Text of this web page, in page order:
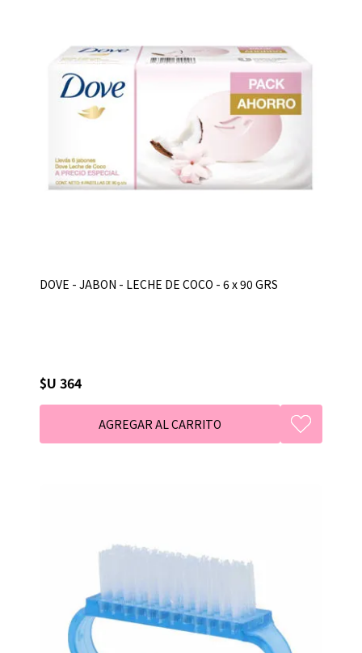
DOVE - JABON - LECHE DE COCO - 6 x 90 GRS
$U 364